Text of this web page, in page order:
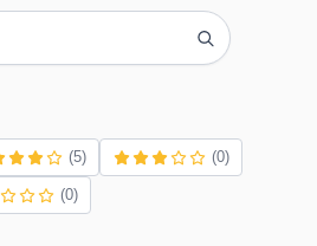
(5) (0)
(0)